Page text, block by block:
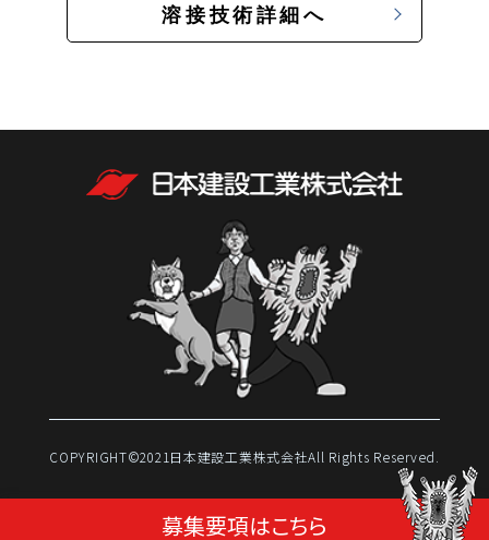
溶接技術詳細へ
COPYRIGHT©2021⽇本建設⼯業株式会社All Rights Reserved.
募集要項はこちら